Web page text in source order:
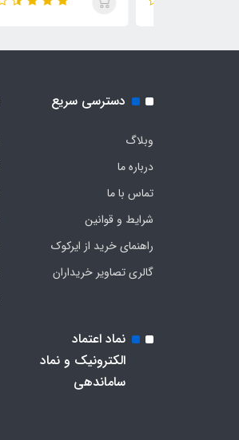
دسترسی سریع
وبلاگ
درباره ما
تماس با ما
شرایط و قوانین
راهنمای خرید از ایرکوک
گالری تصاویر خریداران
نماد اعتماد
الکترونیک و نماد
ساماندهی